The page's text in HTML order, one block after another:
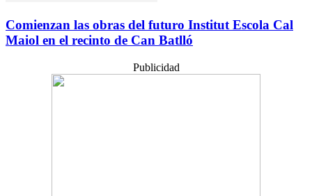
Comienzan las obras del futuro Institut Escola Cal
Maiol en el recinto de Can Batlló
Publicidad